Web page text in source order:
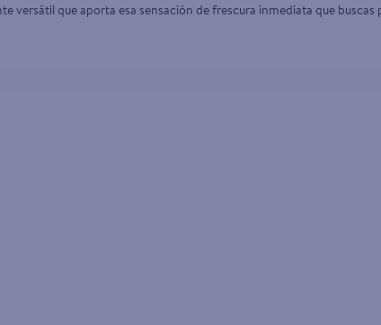
versátil que aporta esa sensación de frescura inmediata que